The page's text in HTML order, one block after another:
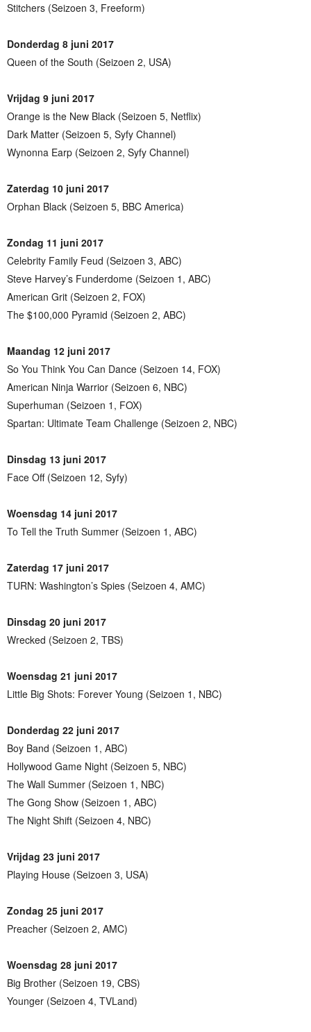
Stitchers (Seizoen 3, Freeform)
Donderdag 8 juni 2017
Queen of the South (Seizoen 2, USA)
Vrijdag 9 juni 2017
Orange is the New Black (Seizoen 5, Netflix)
Dark Matter (Seizoen 5, Syfy Channel)
Wynonna Earp (Seizoen 2, Syfy Channel)
Zaterdag 10 juni 2017
Orphan Black (Seizoen 5, BBC America)
Zondag 11 juni 2017
Celebrity Family Feud (Seizoen 3, ABC)
Steve Harvey’s Funderdome (Seizoen 1, ABC)
American Grit (Seizoen 2, FOX)
The $100,000 Pyramid (Seizoen 2, ABC)
Maandag 12 juni 2017
So You Think You Can Dance (Seizoen 14, FOX)
American Ninja Warrior (Seizoen 6, NBC)
Superhuman (Seizoen 1, FOX)
Spartan: Ultimate Team Challenge (Seizoen 2, NBC)
Dinsdag 13 juni 2017
Face Off (Seizoen 12, Syfy)
Woensdag 14 juni 2017
To Tell the Truth Summer (Seizoen 1, ABC)
Zaterdag 17 juni 2017
TURN: Washington’s Spies (Seizoen 4, AMC)
Dinsdag 20 juni 2017
Wrecked (Seizoen 2, TBS)
Woensdag 21 juni 2017
Little Big Shots: Forever Young (Seizoen 1, NBC)
Donderdag 22 juni 2017
Boy Band (Seizoen 1, ABC)
Hollywood Game Night (Seizoen 5, NBC)
The Wall Summer (Seizoen 1, NBC)
The Gong Show (Seizoen 1, ABC)
The Night Shift (Seizoen 4, NBC)
Vrijdag 23 juni 2017
Playing House (Seizoen 3, USA)
Zondag 25 juni 2017
Preacher (Seizoen 2, AMC)
Woensdag 28 juni 2017
Big Brother (Seizoen 19, CBS)
Younger (Seizoen 4, TVLand)